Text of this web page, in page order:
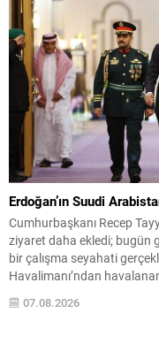
Erdoğan’ın Suudi
Cumhurbaşkanı Recep
ziyaret daha ekledi; bugün
bir çalışma seyahati
Havalimanı’ndan
Cevdet Yılmaz ve diğer
Türkiye, Suudi Arabistan ve
07.08.2026